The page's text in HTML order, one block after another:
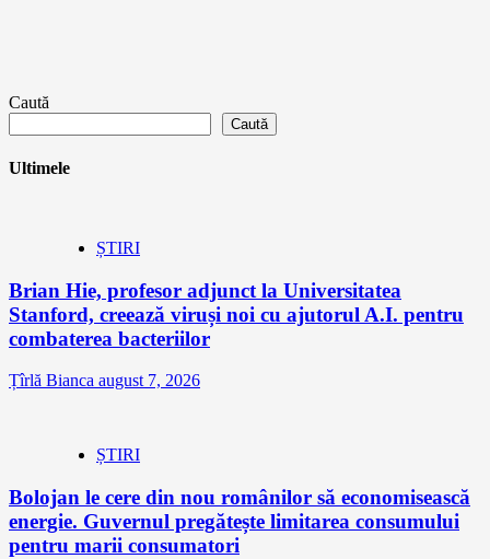
Caută
Caută
Ultimele
ȘTIRI
Brian Hie, profesor adjunct la Universitatea
Stanford, creează viruși noi cu ajutorul A.I. pentru
combaterea bacteriilor
Țîrlă Bianca august 7, 2026
ȘTIRI
Bolojan le cere din nou românilor să economisească
energie. Guvernul pregătește limitarea consumului
pentru marii consumatori